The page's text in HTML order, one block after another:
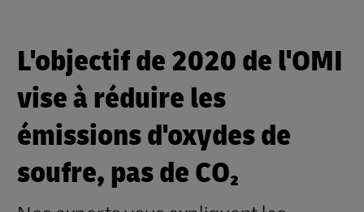
L'objectif de 2020 de l'OMI
vise à réduire les
émissions d'oxydes de
soufre, pas de CO₂